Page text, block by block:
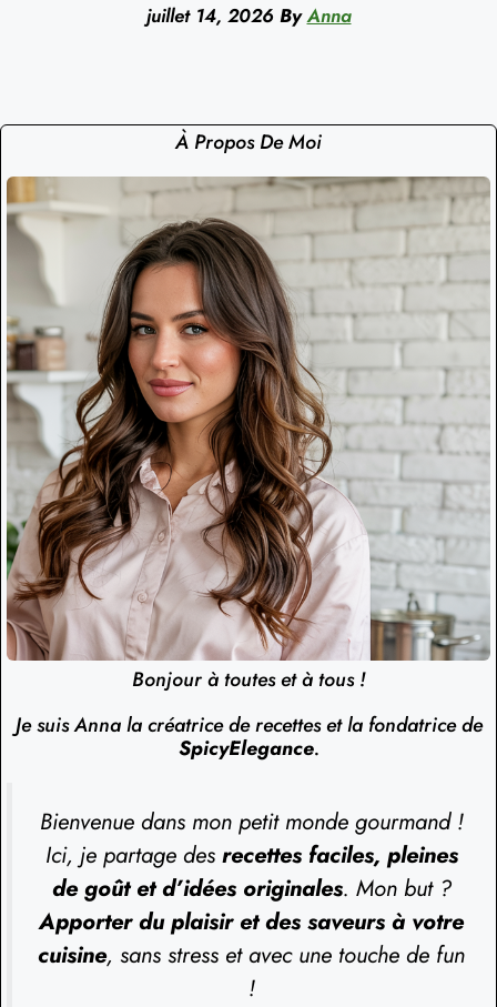
juillet 14, 2026 By Anna
À Propos De Moi
Bonjour à toutes et à tous !
Je suis Anna la créatrice de recettes et la fondatrice de
SpicyElegance.
Bienvenue dans mon petit monde gourmand !
Ici, je partage des recettes faciles, pleines
de goût et d’idées originales. Mon but ?
Apporter du plaisir et des saveurs à votre
cuisine, sans stress et avec une touche de fun
!